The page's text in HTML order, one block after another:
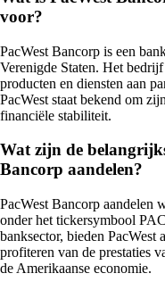
voor?
PacWest Bancorp is een
Verenigde Staten. Het
producten en diensten aan
PacWest staat bekend om
financiële stabiliteit.
Wat zijn de
Bancorp aandelen?
PacWest Bancorp aandelen
onder het tickersymbool
banksector, bieden PacWest
profiteren van de prestaties
de Amerikaanse economie.